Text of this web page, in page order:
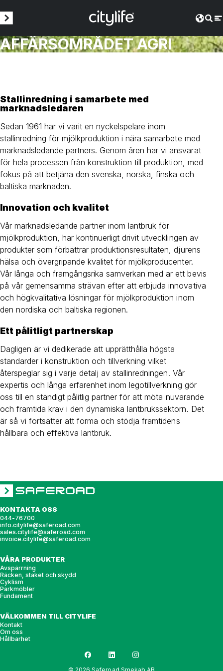
AFFÄRSOMRÅDET AGRI
Stallinredning i samarbete med
marknadsledaren
Sedan 1961 har vi varit en nyckelspelare inom
stallinredning för mjölkproduktion i nära samarbete med
marknadsledande partners. Genom åren har vi ansvarat
för hela processen från konstruktion till produktion, med
fokus på att betjäna den svenska, norska, finska och
baltiska marknaden.
Innovation och kvalitet
Vår marknadsledande partner inom lantbruk för
mjölkproduktion, har kontinuerligt drivit utvecklingen av
produkter som förbättrar produktionsresultaten, djurens
hälsa och övergripande kvalitet för mjölkproducenter.
Vår långa och framgångsrika samverkan med är ett bevis
på vår gemensamma strävan efter att erbjuda innovativa
och högkvalitativa lösningar för mjölkproduktion inom
den nordiska och baltiska regionen.
Ett pålitligt partnerskap
Dagligen är vi dedikerade att upprätthålla högsta
standarder i konstruktion och tillverkning vilket
återspeglar sig i varje detalj av stallinredningen. Vår
expertis och långa erfarenhet inom legotillverkning gör
oss till en ständigt pålitlig partner för att möta nuvarande
och framtida krav i den dynamiska lantbrukssektorn. Det
är så vi fortsätter att forma och stödja framtidens
hållbara och effektiva lantbruk.
KONTAKTA OSS
044-76700
info.citylife@saferoad.com
sales.citylife@saferoad.com
invoice.citylife@saferoad.com
VÅRA PRODUKTER
Avspärrning
Räcken, staket och skydd
Cyklism
Parkmöbler
Fundament
VÄLKOMMEN TILL CITYLIFE
Kontakt
Om oss
Hållbarhet